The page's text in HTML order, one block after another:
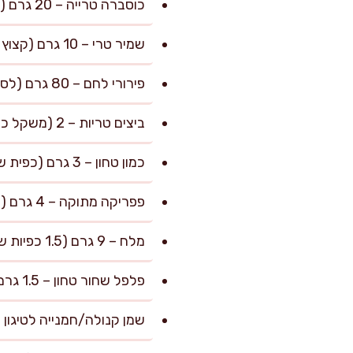
כוסברה טרייה – 20 גרם (קצוצה דק, אופציונלי אך מומלץ)
שמיר טרי – 10 גרם (קצוץ דק, מוסיף ניחוח רענן)
פירורי לחם – 80 גרם (לספיגת נוזלים)
ביצים טריות – 2 (משקל כל אחת כ-55-60 גרם)
כמון טחון – 3 גרם (כפית שטוחה)
פפריקה מתוקה – 4 גרם (כפית מלאה)
מלח – 9 גרם (1.5 כפיות שטוחות, לפי הטעם בסוף)
פלפל שחור טחון – 1.5 גרם (רבע כפית)
שמן קנולה/חמנייה לטיגון – 400 מ"ל (לטיגון עדין עמוק